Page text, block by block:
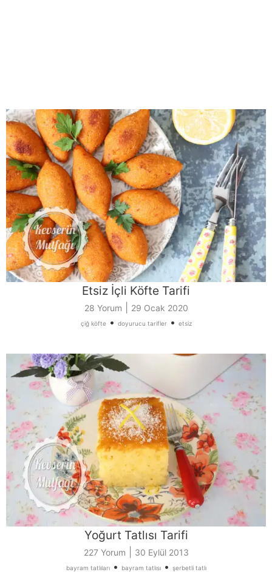
Etsiz İçli Köfte Tarifi
28 Yorum 29 Ocak 2020
çiğ köfte• doyurucu tarifler• etsiz
Yoğurt Tatlısı Tarifi
227 Yorum 30 Eylül 2013
bayram tatlıları• bayram tatlısı• şerbetli tatlı